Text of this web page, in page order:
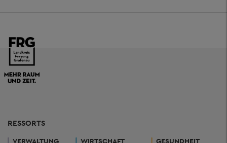
RESSORTS
VERWALTUNG
WIRTSCHAFT
GESUNDHEIT